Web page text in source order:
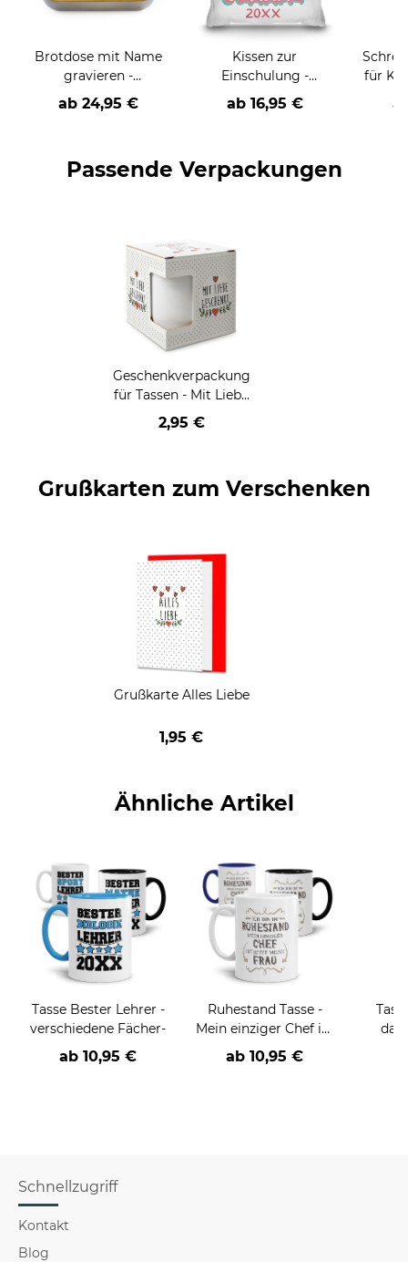
Brotdose mit Name
gravieren -
Schulkind-Einhorn
ab 24,95 €
Kissen zur
Einschulung -
Schulkind Einhorn -
mit Name und Jahr
ab 16,95 €
für
Passende Verpackungen
Geschenkverpackung
für Tassen - Mit Liebe
geschenkt
2,95 €
Grußkarten zum Verschenken
Grußkarte Alles Liebe
1,95 €
Ähnliche Artikel
Tasse Bester Lehrer -
verschiedene Fächer-
ab 10,95 €
Ruhestand Tasse -
Mein einziger Chef ist
jetzt meine Frau
ab 10,95 €
Schnellzugriff
Kontakt
Blog